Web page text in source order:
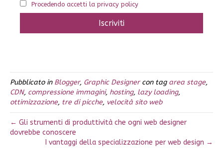
Procedendo accetti la privacy policy
Pubblicato in Blogger, Graphic Designercon tag area stage,
CDN, compressione immagini, hosting, lazy loading,
ottimizzazione, tre di picche, velocità sito web
← Gli strumenti di produttività che ogni web designer
dovrebbe conoscere
I vantaggi della specializzazione per web design →